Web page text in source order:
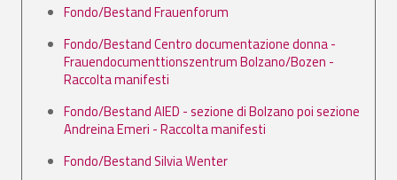
Fondo/Bestand Frauenforum
Fondo/Bestand Centro documentazione donna -
Frauendocumenttionszentrum Bolzano/Bozen -
Raccolta manifesti
Fondo/Bestand AIED - sezione di Bolzano poi sezione
Andreina Emeri - Raccolta manifesti
Fondo/Bestand Silvia Wenter